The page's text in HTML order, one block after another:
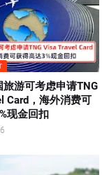
游可考虑申请TNG
Card，海外消费可
现金回扣